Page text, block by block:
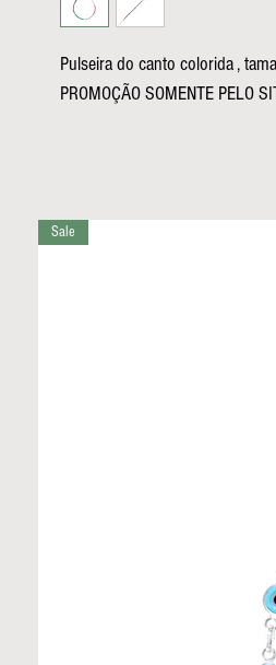
Pulseira do canto colorida ,
PROMOÇÃO SOMENTE PELO
Sale